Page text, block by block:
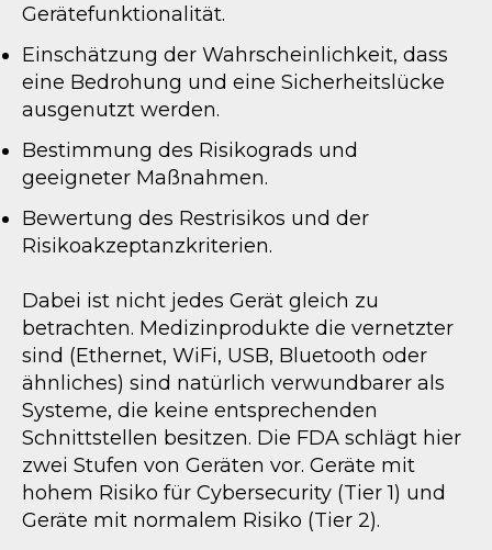
Gerätefunktionalität.
Einschätzung der Wahrscheinlichkeit, dass
eine Bedrohung und eine Sicherheitslücke
ausgenutzt werden.
Bestimmung des Risikograds und
geeigneter Maßnahmen.
Bewertung des Restrisikos und der
Risikoakzeptanzkriterien.
Dabei ist nicht jedes Gerät gleich zu
betrachten. Medizinprodukte die vernetzter
sind (Ethernet, WiFi, USB, Bluetooth oder
ähnliches) sind natürlich verwundbarer als
Systeme, die keine entsprechenden
Schnittstellen besitzen. Die FDA schlägt hier
zwei Stufen von Geräten vor. Geräte mit
hohem Risiko für Cybersecurity (Tier 1) und
Geräte mit normalem Risiko (Tier 2).